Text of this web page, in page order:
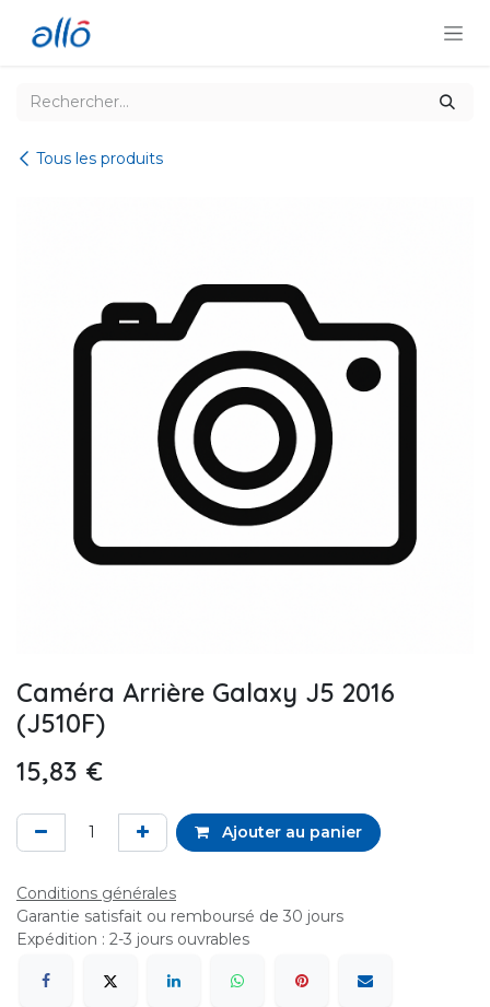
Tous les produits
Caméra Arrière Galaxy J5 2016
(J510F)
15,83 €
Ajouter au panier
Conditions générales
Garantie satisfait ou remboursé de 30 jours
Expédition : 2-3 jours ouvrables